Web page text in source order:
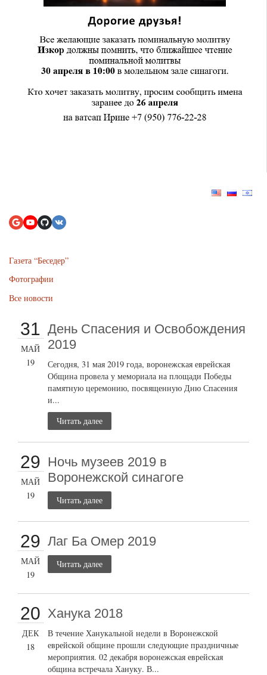
Газета “Беседер”
Фотографии
Все новости
31
МАЙ
19
День Спасения и Освобождения
2019
Сегодня, 31 мая 2019 года, воронежская еврейская
Община провела у мемориала на площади Победы
памятную церемонию, посвященную Дню Спасения
и...
Читать далее
29
МАЙ
19
Ночь музеев 2019 в
Воронежской синагоге
Читать далее
29
МАЙ
19
Лаг Ба Омер 2019
Читать далее
20
ДЕК
18
Ханука 2018
В течение Ханукальной недели в Воронежской
еврейской общине прошли следующие праздничные
мероприятия. 02 декабря воронежская еврейская
община встречала Хануку. В...